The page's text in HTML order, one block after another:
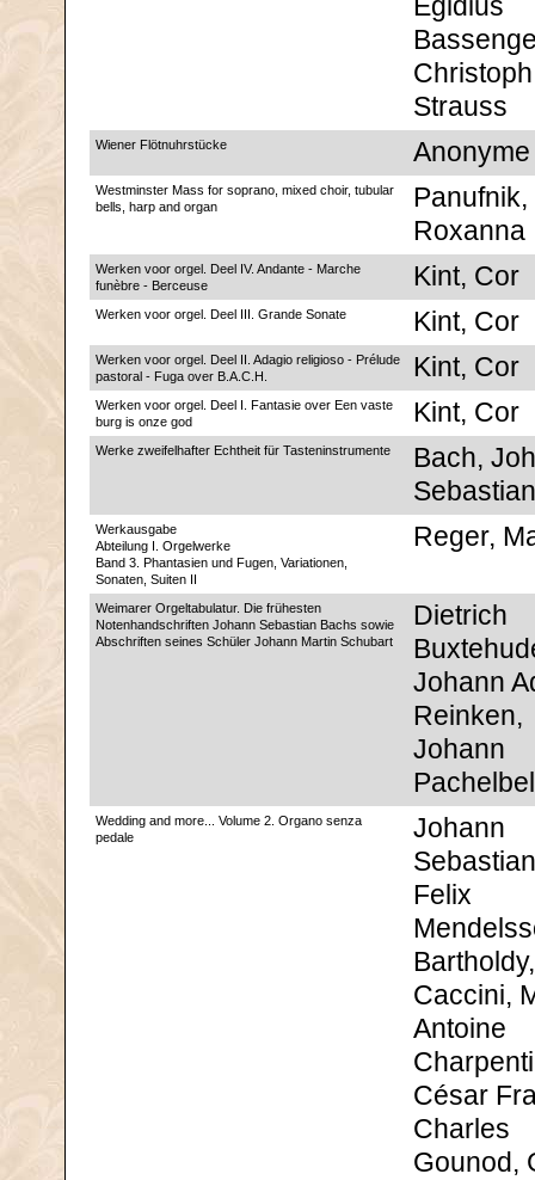
Egidius
Christoph
Strauss
Wiener Flötnuhrstücke Anonyme
Westminster Mass for soprano, mixed choir, tubular
bells, harp and organ
Panufnik,
Roxanna
Werken voor orgel. Deel IV. Andante - Marche
funèbre - Berceuse
Kint, Cor
Werken voor orgel. Deel III. Grande Sonate Kint, Cor
Werken voor orgel. Deel II. Adagio religioso - Prélude
pastoral - Fuga over B.A.C.H.
Kint, Cor
Werken voor orgel. Deel I. Fantasie over Een vaste
burg is onze god
Kint, Cor
Werke zweifelhafter Echtheit für Tasteninstrumente
Bach,
Sebastian
Werkausgabe
Abteilung I. Orgelwerke
Band 3. Phantasien und Fugen, Variationen,
Sonaten, Suiten II
Reger,
Weimarer Orgeltabulatur. Die frühesten
Notenhandschriften Johann Sebastian Bachs sowie
Abschriften seines Schüler Johann Martin Schubart
Dietrich
Johann
Reinken,
Johann
Pachelbel
Wedding and more... Volume 2. Organo senza
pedale
Johann
Felix
Caccini,
Antoine
César
Charles
Gounod,